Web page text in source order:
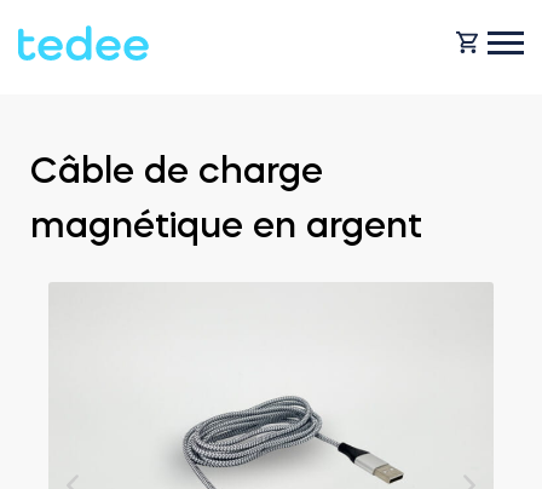
Maison
PRODUITS
Câble de charge
magnétique en argent